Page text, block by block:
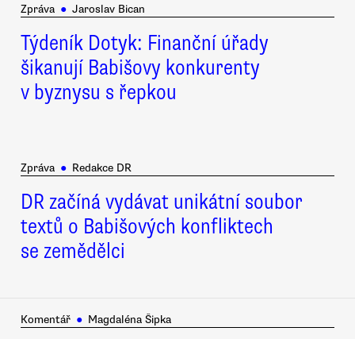
Zpráva ● Jaroslav Bican
Týdeník Dotyk: Finanční úřady
šikanují Babišovy konkurenty
v byznysu s řepkou
Zpráva ● Redakce DR
DR začíná vydávat unikátní soubor
textů o Babišových konfliktech
se zemědělci
Komentář ● Magdaléna Šipka